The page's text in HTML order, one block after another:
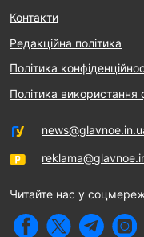
Контакти
Редакційна політика
Політика
Політика використання
Читайте нас у